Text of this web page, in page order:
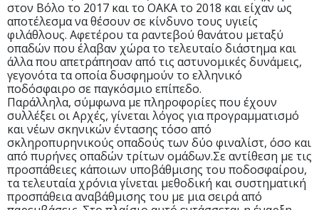
στον Βόλο το 2017 και το ΟΑΚΑ το 2018 και είχαν ως
αποτέλεσμα να θέσουν σε κίνδυνο τους υγιείς
φιλάθλους. Αφετέρου τα ραντεβού θανάτου μεταξύ
οπαδών που έλαβαν χώρα το τελευταίο διάστημα και
άλλα που απετράπησαν από τις αστυνομικές δυνάμεις,
γεγονότα τα οποία δυσφημούν το ελληνικό
ποδόσφαιρο σε παγκόσμιο επίπεδο.
Παράλληλα, σύμφωνα με πληροφορίες που έχουν
συλλέξει οι Αρχές, γίνεται λόγος για προγραμματισμό
και νέων σκηνικών έντασης τόσο από
σκληροπυρηνικούς οπαδούς των δύο φιναλίστ, όσο και
από πυρήνες οπαδών τρίτων ομάδων.Σε αντίθεση με τις
προσπάθειες κάποιων υποβάθμισης του ποδοσφαίρου,
τα τελευταία χρόνια γίνεται μεθοδική και συστηματική
προσπάθεια αναβάθμισης του με μια σειρά από